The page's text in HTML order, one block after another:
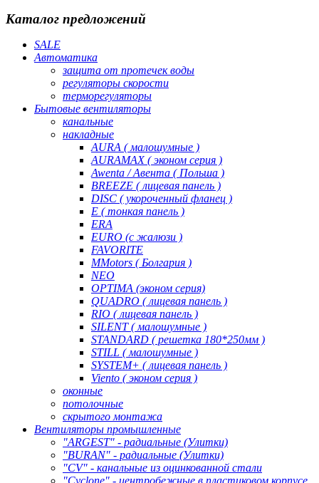
Каталог предложений
SALE
Автоматика
защита от протечек воды
регуляторы скорости
терморегуляторы
Бытовые вентиляторы
канальные
накладные
AURA ( малошумные )
AURAMAX ( эконом серия )
Awenta / Авента ( Польша )
BREEZE ( лицевая панель )
DISC ( укороченный фланец )
E ( тонкая панель )
ERA
EURO (с жалюзи )
FAVORITE
MMotors ( Болгария )
NEO
OPTIMA (эконом серия)
QUADRO ( лицевая панель )
RIO ( лицевая панель )
SILENT ( малошумные )
STANDARD ( решетка 180*250мм )
STILL ( малошумные )
SYSTEM+ ( лицевая панель )
Viento ( эконом серия )
оконные
потолочные
скрытого монтажа
Вентиляторы промышленные
"ARGEST" - радиальные (Улитки)
"BURAN" - радиальные (Улитки)
"CV" - канальные из оцинкованной стали
"Cyclone" - центробежные в пластиковом корпусе